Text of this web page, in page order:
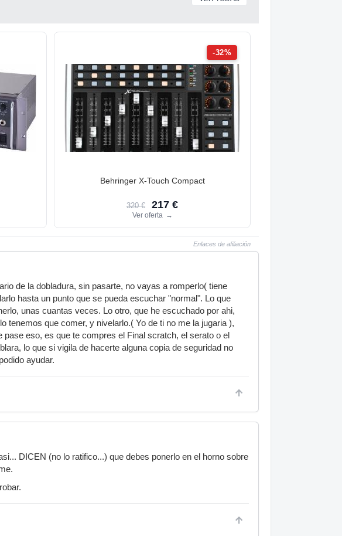
-32%
Behringer X-Touch Compact
320 € 217 €
Ver oferta →
Enlaces de afiliación
de la dobladura, sin pasarte, no vayas a romperlo( tiene
hasta un punto que se pueda escuchar "normal". Lo que
unas cuantas veces. Lo otro, que he escuchado por ahi,
tenemos que comer, y nivelarlo.( Yo de ti no me la jugaria ),
eso, es que te compres el Final scratch, el serato o el
lo que si vigila de hacerte alguna copia de seguridad no
ayudar.
DICEN (no lo ratifico...) que debes ponerlo en el horno sobre